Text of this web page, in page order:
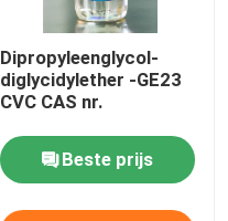
Dipropyleenglycol-
diglycidylether -GE23
CVC CAS nr.
Beste prijs